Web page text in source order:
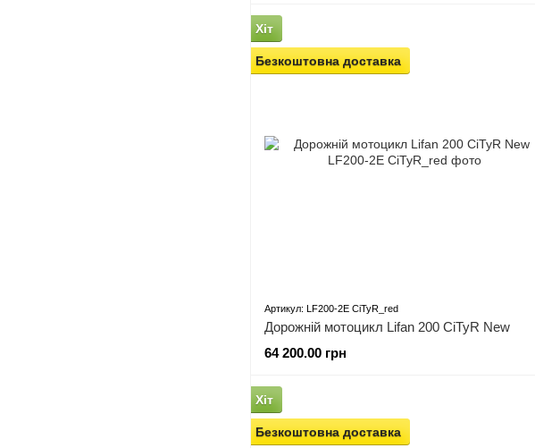
Хіт
Безкоштовна доставка
Артикул: LF200-2E CiTyR_red
Дорожній мотоцикл Lifan 200 CiTyR New
64 200.00 грн
Хіт
Безкоштовна доставка